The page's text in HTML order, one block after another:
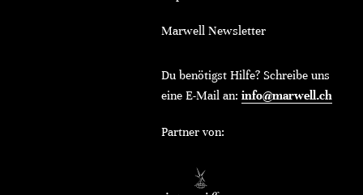
Marwell Newsletter
Du benötigst Hilfe? Schreibe uns
eine E-Mail an: info@marwell.ch
Partner von: